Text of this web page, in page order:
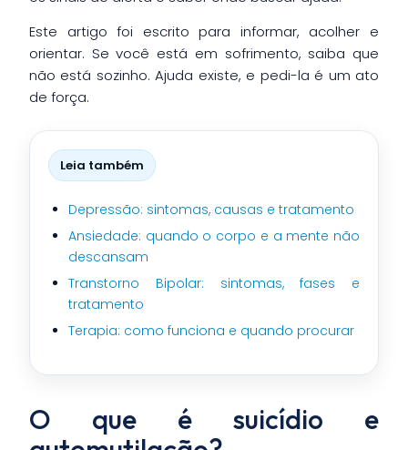
Este artigo foi escrito para informar, acolher e
orientar. Se você está em sofrimento, saiba que
não está sozinho. Ajuda existe, e pedi-la é um ato
de força.
Leia também
Depressão: sintomas, causas e tratamento
Ansiedade: quando o corpo e a mente não
descansam
Transtorno Bipolar: sintomas, fases e
tratamento
Terapia: como funciona e quando procurar
O que é suicídio e